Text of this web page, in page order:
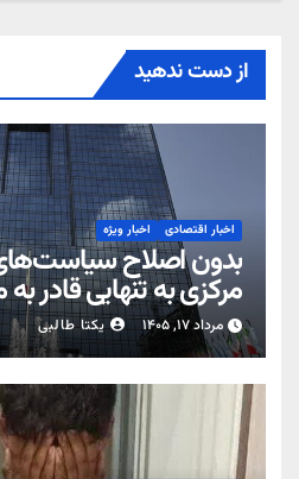
از دست ندهید
اخبار اقتصادی اخبار ویژه
بدون اصلاح
مرکزی به تنهایی قادر
مرداد ۱۷, ۱۴۰۵ یکتا طالبی